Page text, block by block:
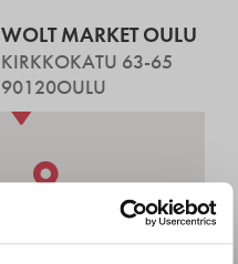
WOLT MARKET OULU
KIRKKOKATU 63-65
90120OULU